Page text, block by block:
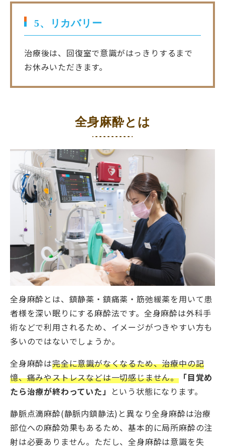
5、リカバリー
治療後は、回復室で意識がはっきりするまで
お休みいただきます。
全身麻酔とは
全身麻酔とは、鎮静薬・鎮痛薬・筋弛緩薬を用いて患
者様を深い眠りにする麻酔法です。全身麻酔は外科手
術などで利用されるため、イメージがつきやすい方も
多いのではないでしょうか。
全身麻酔は完全に意識がなくなるため、治療中の記
憶、痛みやストレスなどは一切感じません。 「目覚め
たら治療が終わっていた」 という状態になります。
静脈点滴麻酔(静脈内鎮静法)と異なり全身麻酔は治療
部位への麻酔効果もあるため、基本的に局所麻酔の注
射は必要ありません。ただし、全身麻酔は意識を失